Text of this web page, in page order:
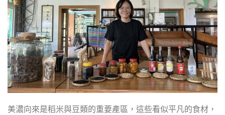
美濃向來是稻米與豆類的重要產區，這些看似平凡的食材，